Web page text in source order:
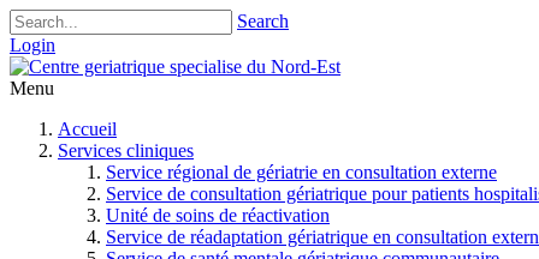
Search
Login
Menu
Accueil
Services cliniques
Service régional de gériatrie en consultation externe
Service de consultation gériatrique pour patients
Unité de soins de réactivation
Service de réadaptation gériatrique en consultation